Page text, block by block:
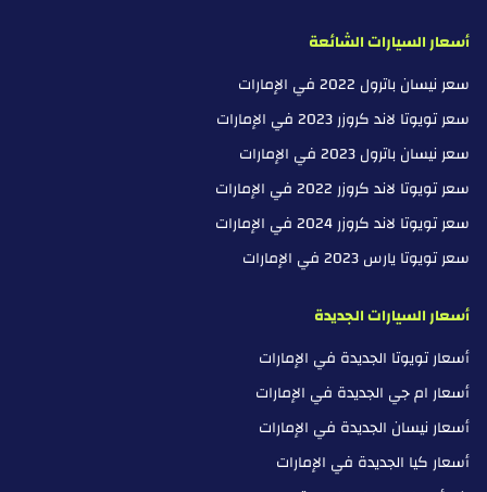
أسعار السيارات الشائعة
سعر نيسان باترول 2022 في الإمارات
سعر تويوتا لاند كروزر 2023 في الإمارات
سعر نيسان باترول 2023 في الإمارات
سعر تويوتا لاند كروزر 2022 في الإمارات
سعر تويوتا لاند كروزر 2024 في الإمارات
سعر تويوتا يارس 2023 في الإمارات
أسعار السيارات الجديدة
أسعار تويوتا الجديدة في الإمارات
أسعار ام جي الجديدة في الإمارات
أسعار نيسان الجديدة في الإمارات
أسعار كيا الجديدة في الإمارات